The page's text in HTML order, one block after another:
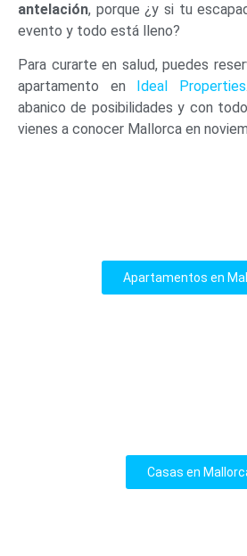
antelación, porque ¿y si tu
evento y todo está lleno?
Para curarte en salud, puedes
apartamento en
Ideal Properties
abanico de posibilidades y con
vienes a conocer Mallorca en
Apartamentos en
Casas en